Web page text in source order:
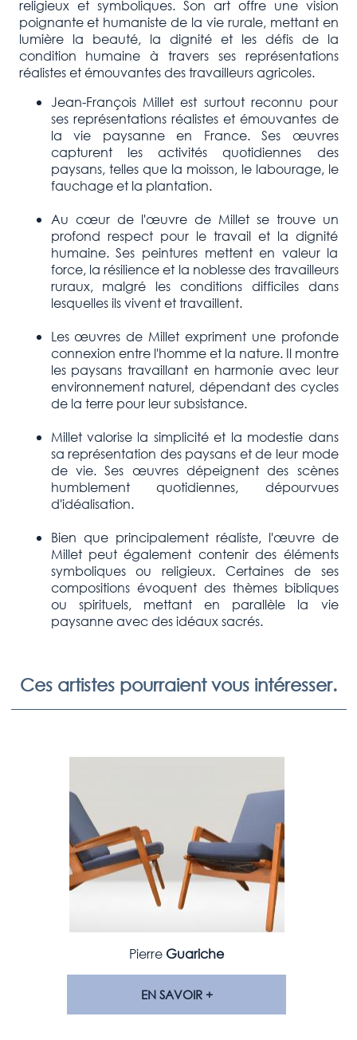
religieux et symboliques. Son art offre une vision
poignante et humaniste de la vie rurale, mettant en
lumière la beauté, la dignité et les défis de la
condition humaine à travers ses représentations
réalistes et émouvantes des travailleurs agricoles.
Jean-François Millet est surtout reconnu pour
ses représentations réalistes et émouvantes de
la vie paysanne en France. Ses œuvres
capturent les activités quotidiennes des
paysans, telles que la moisson, le labourage, le
fauchage et la plantation.
Au cœur de l'œuvre de Millet se trouve un
profond respect pour le travail et la dignité
humaine. Ses peintures mettent en valeur la
force, la résilience et la noblesse des travailleurs
ruraux, malgré les conditions difficiles dans
lesquelles ils vivent et travaillent.
Les œuvres de Millet expriment une profonde
connexion entre l'homme et la nature. Il montre
les paysans travaillant en harmonie avec leur
environnement naturel, dépendant des cycles
de la terre pour leur subsistance.
Millet valorise la simplicité et la modestie dans
sa représentation des paysans et de leur mode
de vie. Ses œuvres dépeignent des scènes
humblement quotidiennes, dépourvues
d'idéalisation.
Bien que principalement réaliste, l'œuvre de
Millet peut également contenir des éléments
symboliques ou religieux. Certaines de ses
compositions évoquent des thèmes bibliques
ou spirituels, mettant en parallèle la vie
paysanne avec des idéaux sacrés.
Ces artistes pourraient vous intéresser.
Pierre Guariche
EN SAVOIR +